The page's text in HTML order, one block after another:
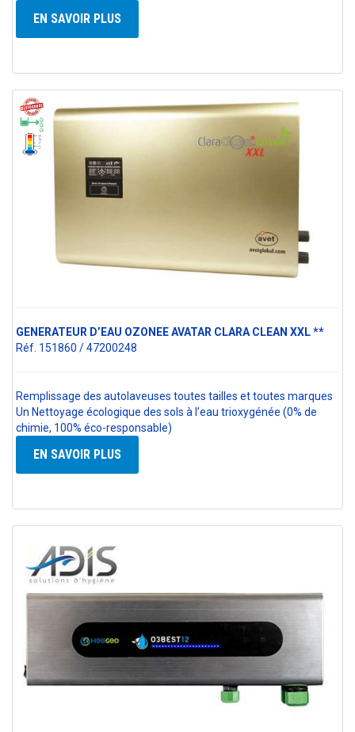
EN SAVOIR PLUS
GENERATEUR D’EAU OZONEE AVATAR CLARA CLEAN XXL **
Réf. 151860 / 47200248
Remplissage des autolaveuses toutes tailles et toutes marques
Un Nettoyage écologique des sols à l’eau trioxygénée (0% de
chimie, 100% éco-responsable)
EN SAVOIR PLUS